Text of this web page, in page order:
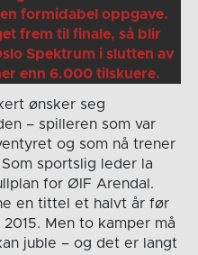
formidabel oppgave.
frem til finale, så blir
Spektrum i slutten av
enn 6.000 tilskuere.
ønsker seg
– spilleren som var
og som nå trener
sportslig leder la
for ØIF Arendal.
en tittel et halvt år før
Men to kamper må
juble – og det er langt